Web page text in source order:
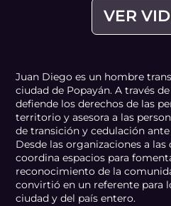
VER
Juan Diego es un hombre
ciudad de Popayán. A través
defiende los derechos de las
territorio y asesora a las
de transición y cedulación
Desde las organizaciones a
coordina espacios para
reconocimiento de la
convirtió en un referente para
ciudad y del país entero.